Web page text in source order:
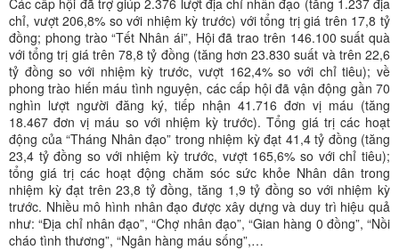
chỉ, vượt 206,8% so với nhiệm kỳ trước) với tổng trị giá trên 17,8 tỷ
đồng; phong trào “Tết Nhân ái”, Hội đã trao trên 146.100 suất quà
với tổng trị giá trên 78,8 tỷ đồng (tăng hơn 23.830 suất và trên 22,6
tỷ đồng so với nhiệm kỳ trước, vượt 162,4% so với chỉ tiêu); về
phong trào hiến máu tình nguyện, các cấp hội đã vận động gần 70
nghìn lượt người đăng ký, tiếp nhận 41.716 đơn vị máu (tăng
18.467 đơn vị máu so với nhiệm kỳ trước). Tổng giá trị các hoạt
động của “Tháng Nhân đạo” trong nhiệm kỳ đạt 41,4 tỷ đồng (tăng
23,4 tỷ đồng so với nhiệm kỳ trước, vượt 165,6% so với chỉ tiêu);
tổng giá trị các hoạt động chăm sóc sức khỏe Nhân dân trong
nhiệm kỳ đạt trên 23,8 tỷ đồng, tăng 1,9 tỷ đồng so với nhiệm kỳ
trước. Nhiều mô hình nhân đạo được xây dựng và duy trì hiệu quả
như: “Địa chỉ nhân đạo”, “Chợ nhân đạo”, “Gian hàng 0 đồng”, “Nồi
cháo tình thương”, “Ngân hàng máu sống”,…